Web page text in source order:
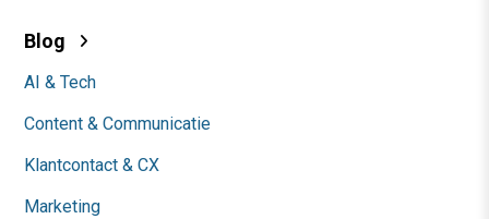
Blog
AI & Tech
Content & Communicatie
Klantcontact & CX
Marketing